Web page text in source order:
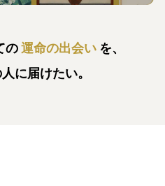
の運命の出会い を、
に届けたい。